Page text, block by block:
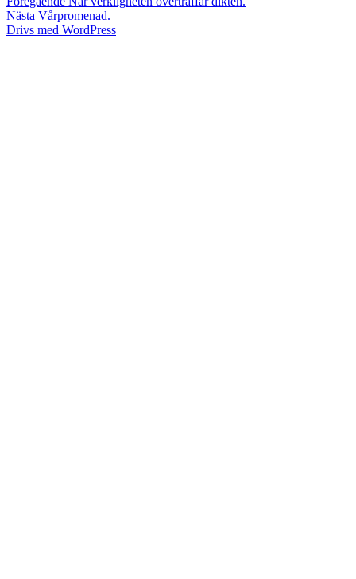
inlägg:
Nästa Nästa
inlägg:
Vårpromenad.
Drivs med WordPress